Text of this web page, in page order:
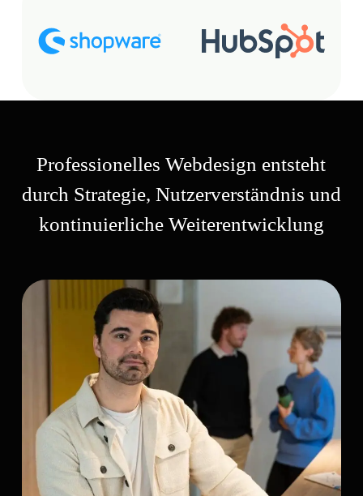
Professionelles Webdesign entsteht
durch Strategie, Nutzerverständnis und
kontinuierliche Weiterentwicklung